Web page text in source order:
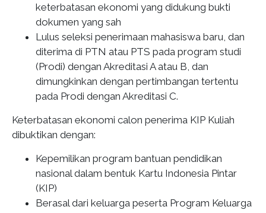
keterbatasan ekonomi yang didukung bukti
dokumen yang sah
Lulus seleksi penerimaan mahasiswa baru, dan
diterima di PTN atau PTS pada program studi
(Prodi) dengan Akreditasi A atau B, dan
dimungkinkan dengan pertimbangan tertentu
pada Prodi dengan Akreditasi C.
Keterbatasan ekonomi calon penerima KIP Kuliah
dibuktikan dengan:
Kepemilikan program bantuan pendidikan
nasional dalam bentuk Kartu Indonesia Pintar
(KIP)
Berasal dari keluarga peserta Program Keluarga